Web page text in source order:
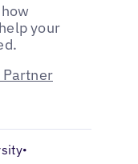
your
Partner
•